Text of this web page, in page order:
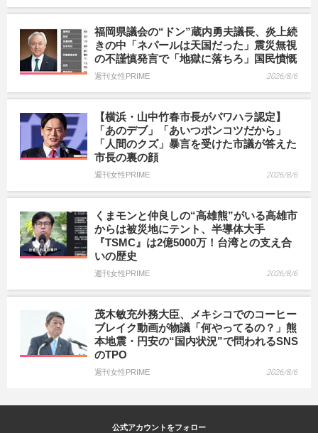
福岡県議会の“ドン”蔵内勇夫議長、炎上続
きの中「ネパールは天国だった」震災無視
の不謹慎発言で「地獄に落ちろ」国民憤慨
週刊女性PRIME 2026/8/6
【横浜・山中竹春市長がパワハラ認定】
「あのデブ」「あいつポンコツだから」
「人間のクズ」暴言を受けた市議が答えた
市長の裏の顔
週刊女性PRIME 2026/8/6
くまモンと仲良しの“高雄熊”がいる高雄市
からは被災地にテント、半導体大手
『TSMC』は2億5000万！台湾との支え合
いの歴史
週刊女性PRIME 2026/8/6
茂木敏充外務大臣、メキシコでのコーヒー
ブレイク動画が物議「何やってるの？」熊
本地震・円安の“国内状況”で問われるSNS
のTPO
週刊女性PRIME 2026/8/6
公式アカウントをフォロー